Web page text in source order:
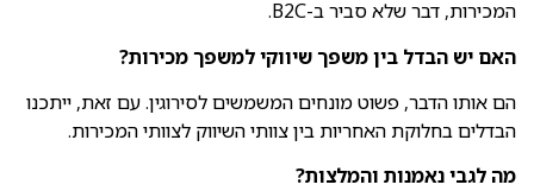
המכירות, דבר שלא סביר ב-B2C.
האם יש הבדל בין משפך שיווקי למשפך מכירות?
הם אותו הדבר, פשוט מונחים המשמשים לסירוגין. עם זאת, ייתכנו
הבדלים בחלוקת האחריות בין צוותי השיווק לצוותי המכירות.
מה לגבי נאמנות והמלצות?